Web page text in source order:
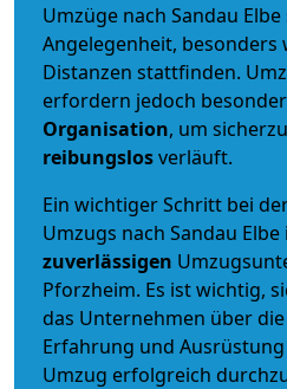
Umzüge nach Sandau
Angelegenheit, besonders
Distanzen stattfinden.
erfordern jedoch
Organisation, um
reibungslosverläuft.
Ein wichtiger Schritt bei
Umzugs nach Sandau
zuverlässigen
Pforzheim. Es ist wichtig,
das Unternehmen über
Erfahrung und
Umzug erfolgreich